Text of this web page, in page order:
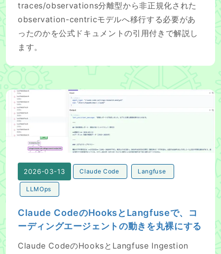
traces/observations分離型から非正規化された
observation-centricモデルへ移行する必要があ
ったのかを公式ドキュメントの引用付きで解説し
ます。
Claude CodeのHooksとLangfuseで、コーディングエー
2026-03-13 Claude Code Langfuse
LLMOps
Claude CodeのHooksとLangfuseで、コ
ーディングエージェントの動きを丸裸にする
Claude CodeのHooksとLangfuse Ingestion